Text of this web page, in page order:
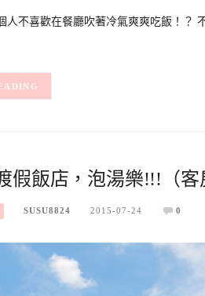
人不喜歡在餐廳吹著冷氣爽爽吃飯！？
假飯店，泡湯樂!!!（客
SUSU8824 2015-07-24 0